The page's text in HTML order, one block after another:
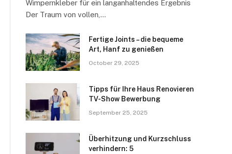
Wimpernkleber für ein langanhaltendes Ergebnis
Der Traum von vollen,…
Fertige Joints – die bequeme
Art, Hanf zu genießen
October 29, 2025
Tipps für Ihre Haus Renovieren
TV-Show Bewerbung
September 25, 2025
Überhitzung und Kurzschluss
verhindern: 5